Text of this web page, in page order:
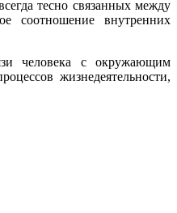
тесно связанных между
соотношение внутренних
человека с окружающим
жизнедеятельности,